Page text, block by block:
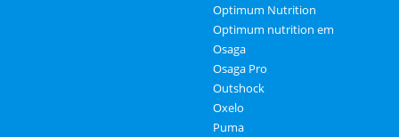
Optimum Nutrition
Optimum nutrition em
Osaga
Osaga Pro
Outshock
Oxelo
Puma